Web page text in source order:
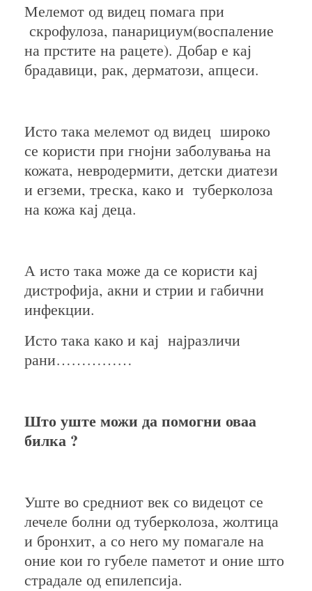
Мелемот од видец помага при
скрофулоза, панарициум(воспаление
на прстите на рацете). Добар е кај
брадавици, рак, дерматози, апцеси.
Исто така мелемот од видец широко
се користи при гнојни заболувања на
кожата, невродермити, детски диатези
и егземи, треска, како и туберколоза
на кожа кај деца.
А исто така може да се користи кај
дистрофија, акни и стрии и габични
инфекции.
Исто така како и кај најразличи
рани……………
Што уште можи да помогни оваа
билка ?
Уште во средниот век со видецот се
лечеле болни од туберколоза, жолтица
и бронхит, а со него му помагале на
оние кои го губеле паметот и оние што
страдале од епилепсија.